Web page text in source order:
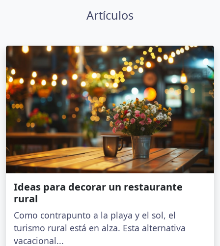
Artículos
Ideas para decorar un restaurante
rural
Como contrapunto a la playa y el sol, el
turismo rural está en alza. Esta alternativa
vacacional...